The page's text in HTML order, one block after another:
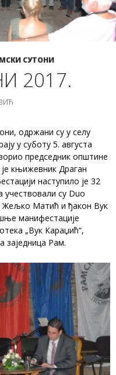
СУТОНИ
2017.
одржани су у селу
у суботу 5. августа
председник општине
књижевник Драган
наступило је 32
учествовали су Duo
Жељко Матић и ђакон Вук
манифестације
„Вук Караџић“,
Рам.